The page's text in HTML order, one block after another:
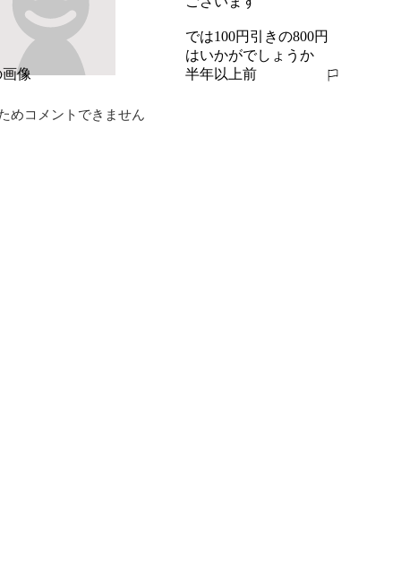
では100円引きの800円
はいかがでしょうか
半年以上前
報告する
めコメントできません